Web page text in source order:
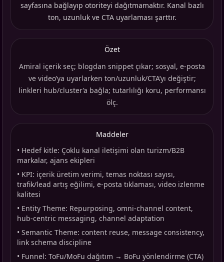
sayfasına bağlayıp otoriteyi dağıtmamaktır. Kanal bazlı
ton, uzunluk ve CTA uyarlaması şarttır.
Özet
Amiral içerik seç; blogdan snippet çıkar; sosyal, e-posta
ve video’ya uyarlarken ton/uzunluk/CTA’yı değiştir;
linkleri hub/cluster’a bağla; tutarlılığı koru, performansı
ölç.
Maddeler
• Hedef kitle: Çoklu kanal iletişimi olan turizm/B2B
markalar, ajans ekipleri
• KPI: içerik üretim verimi, temas noktası sayısı,
trafik/lead artış eğilimi, e-posta tıklaması, video izlenme
kalitesi
• Entity Theme: Repurposing, omni-channel content,
hub-centric messaging, channel adaptation
• Semantic Theme: content reuse, message consistency,
link schema discipline
• Funnel: ToFu/MoFu dağıtım → BoFu yönlendirme (CTA)